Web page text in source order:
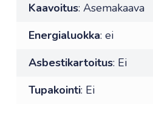
Kaavoitus: Asemakaava
Energialuokka: ei
Asbestikartoitus: Ei
Tupakointi: Ei